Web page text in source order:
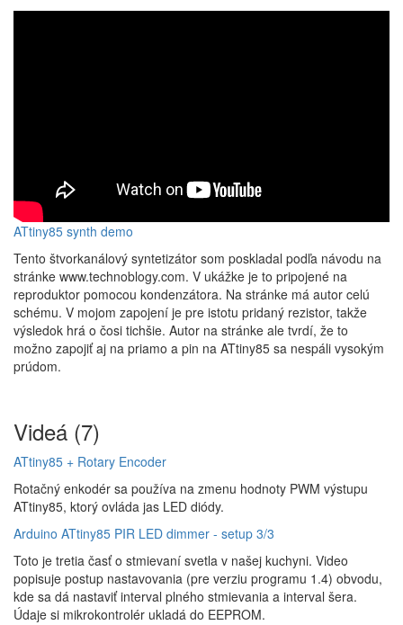
ATtiny85 synth demo
Tento štvorkanálový syntetizátor som poskladal podľa návodu na
stránke www.technoblogy.com. V ukážke je to pripojené na
reproduktor pomocou kondenzátora. Na stránke má autor celú
schému. V mojom zapojení je pre istotu pridaný rezistor, takže
výsledok hrá o čosi tichšie. Autor na stránke ale tvrdí, že to
možno zapojiť aj na priamo a pin na ATtiny85 sa nespáli vysokým
prúdom.
Videá (7)
ATtiny85 + Rotary Encoder
Rotačný enkodér sa používa na zmenu hodnoty PWM výstupu
ATtiny85, ktorý ovláda jas LED diódy.
Arduino ATtiny85 PIR LED dimmer - setup 3/3
Toto je tretia časť o stmievaní svetla v našej kuchyni. Video
popisuje postup nastavovania (pre verziu programu 1.4) obvodu,
kde sa dá nastaviť interval plného stmievania a interval šera.
Údaje si mikrokontrolér ukladá do EEPROM.